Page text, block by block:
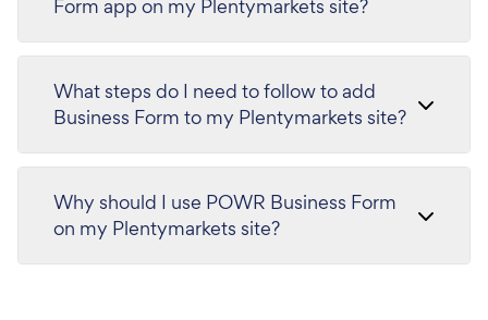
Form app on my Plentymarkets site?
What steps do I need to follow to add
Business Form to my Plentymarkets site?
Why should I use POWR Business Form
on my Plentymarkets site?